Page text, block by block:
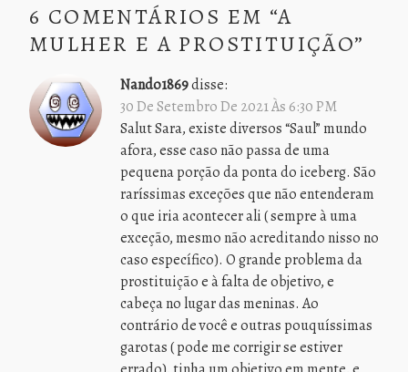
6 COMENTÁRIOS EM “A
MULHER E A PROSTITUIÇÃO”
Nando1869disse:
30 De Setembro De 2021 Às 6:30 PM
Salut Sara, existe diversos “Saul” mundo
afora, esse caso não passa de uma
pequena porção da ponta do iceberg. São
raríssimas exceções que não entenderam
o que iria acontecer ali ( sempre à uma
exceção, mesmo não acreditando nisso no
caso específico). O grande problema da
prostituição e à falta de objetivo, e
cabeça no lugar das meninas. Ao
contrário de você e outras pouquíssimas
garotas ( pode me corrigir se estiver